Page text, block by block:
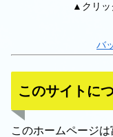
▲クリッ
バ
このサイトに
このホームページ